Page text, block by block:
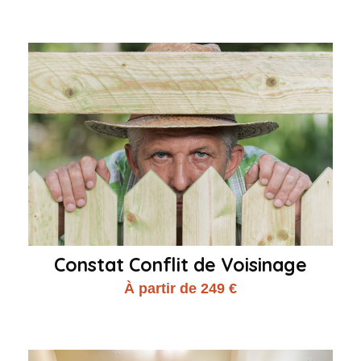
Constat Conflit de Voisinage
À partir de 249 €